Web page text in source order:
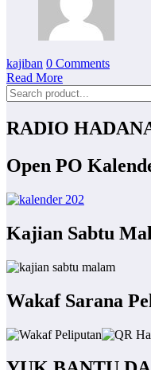
kajiban 0 Comments
Read More
RADIO
Open PO
Kajian Sabtu
Wakaf Sarana